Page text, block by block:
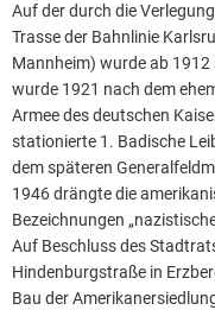
Auf der durch die
Trasse der Bahnlinie
Mannheim) wurde ab 1912
wurde 1921 nach dem
Armee des deutschen
stationierte 1. Badische
dem späteren
1946 drängte die
Bezeichnungen
Auf Beschluss des
Hindenburgstraße in
Bau der